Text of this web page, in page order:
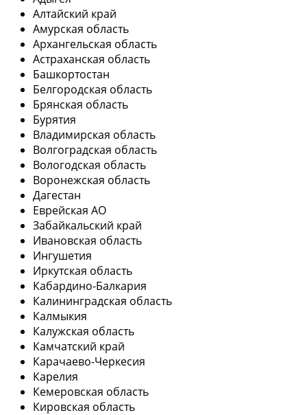
Алтайский край
Амурская область
Архангельская область
Астраханская область
Башкортостан
Белгородская область
Брянская область
Бурятия
Владимирская область
Волгоградская область
Вологодская область
Воронежская область
Дагестан
Еврейская АО
Забайкальский край
Ивановская область
Ингушетия
Иркутская область
Кабардино-Балкария
Калининградская область
Калмыкия
Калужская область
Камчатский край
Карачаево-Черкесия
Карелия
Кемеровская область
Кировская область